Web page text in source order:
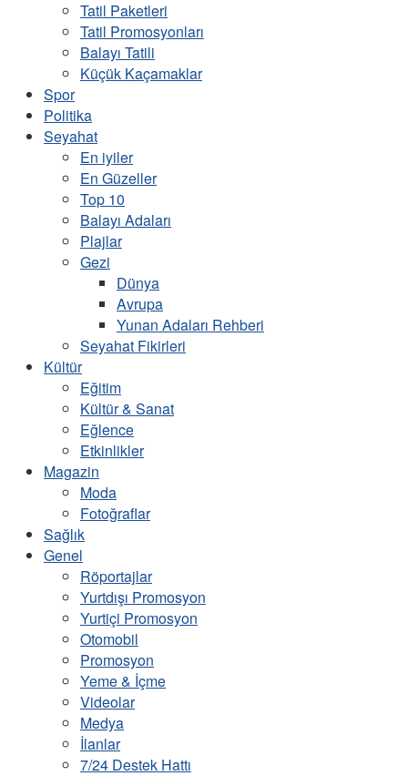
Tatil Paketleri
Tatil Promosyonları
Balayı Tatili
Küçük Kaçamaklar
Spor
Politika
Seyahat
En iyiler
En Güzeller
Top 10
Balayı Adaları
Plajlar
Gezi
Dünya
Avrupa
Yunan Adaları Rehberi
Seyahat Fikirleri
Kültür
Eğitim
Kültür & Sanat
Eğlence
Etkinlikler
Magazin
Moda
Fotoğraflar
Sağlık
Genel
Röportajlar
Yurtdışı Promosyon
Yurtiçi Promosyon
Otomobil
Promosyon
Yeme & İçme
Videolar
Medya
İlanlar
7/24 Destek Hattı